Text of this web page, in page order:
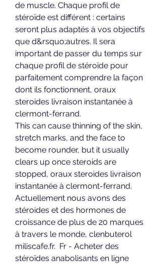
de muscle. Chaque profil de
stéroïde est différent : certains
seront plus adaptés à vos objectifs
que d&rsquo;autres. Il sera
important de passer du temps sur
chaque profil de stéroïde pour
parfaitement comprendre la façon
dont ils fonctionnent, oraux
steroides livraison instantanée à
clermont-ferrand.
This can cause thinning of the skin,
stretch marks, and the face to
become rounder, but it usually
clears up once steroids are
stopped, oraux steroides livraison
instantanée à clermont-ferrand.
Actuellement nous avons des
stéroides et des hormones de
croissance de plus de 20 marques
à travers le monde, clenbuterol
miliscafe.fr.  Fr - Acheter des
stéroïdes anabolisants en ligne